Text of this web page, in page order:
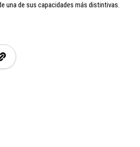
una de sus capacidades más distintivas.